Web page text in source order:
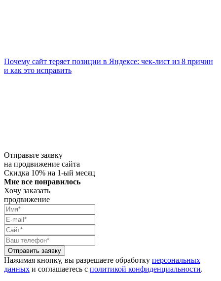
Почему сайт теряет позиции в Яндексе: чек-лист из 8 причин
и как это исправить
Отправьте заявку
на продвижение сайта
Скидка 10% на 1-ый месяц
Мне все понравилось
Хочу заказать
продвижение
Отправить заявку
Нажимая кнопку, вы разрешаете обработку персональных
данных и соглашаетесь с политикой конфиденциальности.